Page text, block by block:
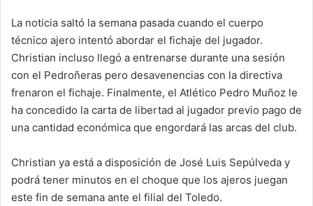
La noticia saltó la semana pasada cuando el cuerpo
técnico ajero intentó abordar el fichaje del jugador.
Christian incluso llegó a entrenarse durante una sesión
con el Pedroñeras pero desavenencias con la directiva
frenaron el fichaje. Finalmente, el Atlético Pedro Muñoz le
ha concedido la carta de libertad al jugador previo pago de
una cantidad económica que engordará las arcas del club.
Christian ya está a disposición de José Luis Sepúlveda y
podrá tener minutos en el choque que los ajeros juegan
este fin de semana ante el filial del Toledo.